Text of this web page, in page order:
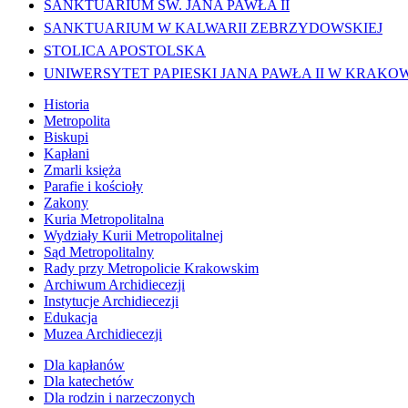
SANKTUARIUM ŚW. JANA PAWŁA II
SANKTUARIUM W KALWARII ZEBRZYDOWSKIEJ
STOLICA APOSTOLSKA
UNIWERSYTET PAPIESKI JANA PAWŁA II W
Historia
Metropolita
Biskupi
Kapłani
Zmarli księża
Parafie i kościoły
Zakony
Kuria Metropolitalna
Wydziały Kurii Metropolitalnej
Sąd Metropolitalny
Rady przy Metropolicie Krakowskim
Archiwum Archidiecezji
Instytucje Archidiecezji
Edukacja
Muzea Archidiecezji
Dla kapłanów
Dla katechetów
Dla rodzin i narzeczonych